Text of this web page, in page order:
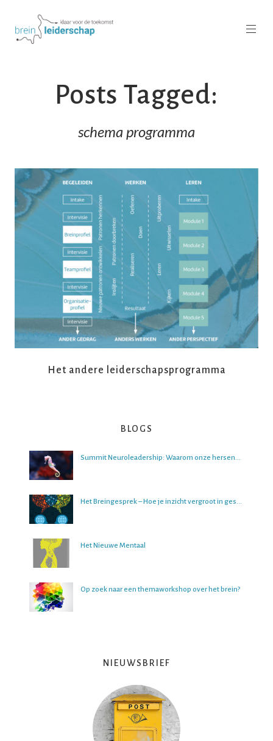
Posts Tagged:
schema programma
READ MORE
Het andere leiderschapsprogramma
BLOGS
Summit Neuroleadership: Waarom onze hersenen het lastig vinden om over de toekomst na te denken
Het Breingesprek – Hoe je inzicht vergroot in gesprekken
Het Nieuwe Mentaal
Op zoek naar een themaworkshop over het brein?
NIEUWSBRIEF